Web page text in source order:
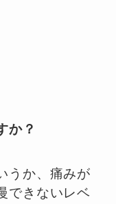
か？
うか、痛みが
できないレベ